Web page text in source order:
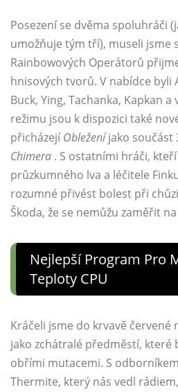
Posezení se dvěma spoluhráči
umožňuje tým tří), museli jsme
Rainbowových Operátorů
hnisových tvorů. V nabídce byli
Buck, Ying, Tachanka, Kapkan
režimu jsou k dispozici také
přicházejíObleženíjako součást
Chimera . S ostatními hráči,
průzkumného lva a léčitele
rozumné přivést bolest při
Škoda, že se nemůžu zaměřit
Nejlepší Program Pro
Teploty CPU
Kráčeli jsme do krvavě červené
jako zchátralé předměstí,
obřími mutacemi. S
Thermite, který nás vedl